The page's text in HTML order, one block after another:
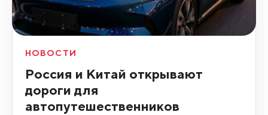
НОВОСТИ
Россия и Китай открывают
дороги для
автопутешественников